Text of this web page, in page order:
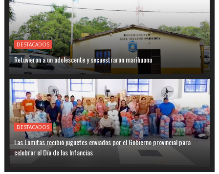
DESTACADOS
Retuvieron a un adolescente y secuestraron marihuana
DESTACADOS
Las Lomitas recibió juguetes enviados por el Gobierno provincial para
celebrar el Día de las Infancias